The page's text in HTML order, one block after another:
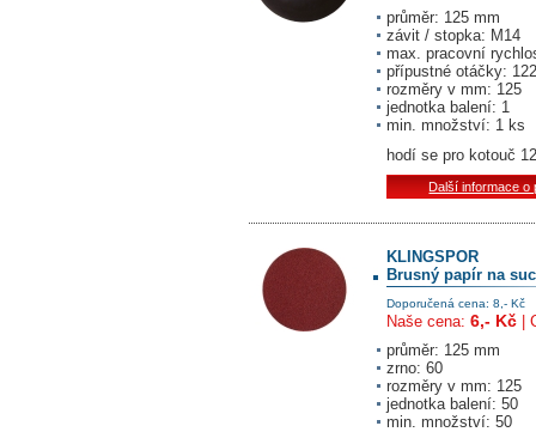
průměr: 125 mm
závit / stopka: M14
max. pracovní
přípustné otáčky:
rozměry v mm: 125
jednotka balení: 1
min. množství: 1 ks
hodí se pro kotouč
Další informace o
KLINGSPOR
Brusný papír na
Doporučená cena: 8,- Kč
Naše cena: 6,- Kč
průměr: 125 mm
zrno: 60
rozměry v mm: 125
jednotka balení: 50
min. množství: 50